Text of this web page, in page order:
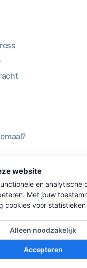
BV - Alle rechten
website
en analytische
Met jouw
cookies voor statistieken
Alleen noodzakelijk
Accepteren